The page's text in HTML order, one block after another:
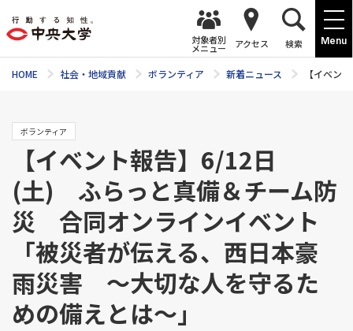
Menu
対象者別
メニュー アクセス 検索
HOME 社会・地域貢献 ボランティア 新着ニュース 【イベン
ボランティア
【イベント報告】6/12日
(土) ふらっと真備＆チーム防
災 合同オンラインイベント
「被災者が伝える、西日本豪
雨災害 ～大切な人を守るた
めの備えとは～」